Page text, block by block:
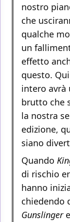
nostro
che
qualche
un
effetto
questo.
intero avrà
brutto che
la nostra
edizione,
siano
Quando
di rischio
hanno
chiedendo
Gunslinger